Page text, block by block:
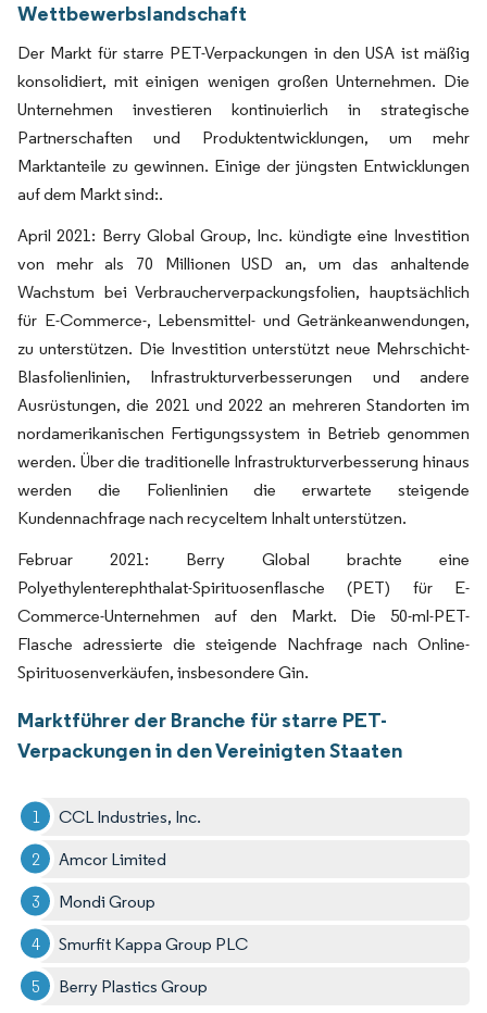
Wettbewerbslandschaft
Der Markt für starre PET-Verpackungen in den USA ist mäßig
konsolidiert, mit einigen wenigen großen Unternehmen. Die
Unternehmen investieren kontinuierlich in strategische
Partnerschaften und Produktentwicklungen, um mehr
Marktanteile zu gewinnen. Einige der jüngsten Entwicklungen
auf dem Markt sind:.
April 2021: Berry Global Group, Inc. kündigte eine Investition
von mehr als 70 Millionen USD an, um das anhaltende
Wachstum bei Verbraucherverpackungsfolien, hauptsächlich
für E-Commerce-, Lebensmittel- und Getränkeanwendungen,
zu unterstützen. Die Investition unterstützt neue Mehrschicht-
Blasfolienlinien, Infrastrukturverbesserungen und andere
Ausrüstungen, die 2021 und 2022 an mehreren Standorten im
nordamerikanischen Fertigungssystem in Betrieb genommen
werden. Über die traditionelle Infrastrukturverbesserung hinaus
werden die Folienlinien die erwartete steigende
Kundennachfrage nach recyceltem Inhalt unterstützen.
Februar 2021: Berry Global brachte eine
Polyethylenterephthalat-Spirituosenflasche (PET) für E-
Commerce-Unternehmen auf den Markt. Die 50-ml-PET-
Flasche adressierte die steigende Nachfrage nach Online-
Spirituosenverkäufen, insbesondere Gin.
Marktführer der Branche für starre PET-
Verpackungen in den Vereinigten Staaten
CCL Industries, Inc.
Amcor Limited
Mondi Group
Smurfit Kappa Group PLC
Berry Plastics Group